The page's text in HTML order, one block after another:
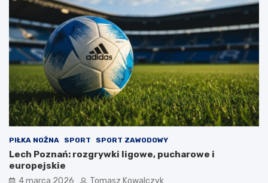
PIŁKA NOŻNA SPORT SPORT ZAWODOWY
Lech Poznań: rozgrywki ligowe, pucharowe i
europejskie
4 marca 2026 Tomasz Kowalczyk